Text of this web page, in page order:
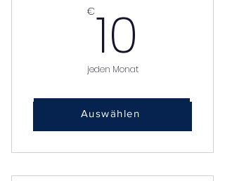
€10
jeden Monat
Sofort kaufen
Auswählen